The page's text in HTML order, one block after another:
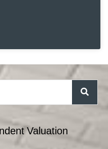
Valuation